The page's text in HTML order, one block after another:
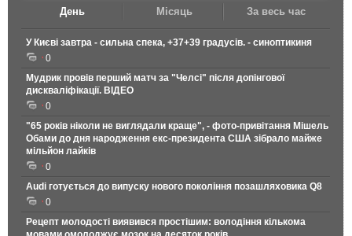
День Місяць За весь час
У Києві завтра - сильна спека, +37+39 градусів. - синоптикиня
0
Мудрик провів перший матч за "Челсі" після допінгової
дискваліфікації. ВІДЕО
0
"65 років ніколи не виглядали краще", - фото-привітання Мішель
Обами до дня народження екс-президента США зібрало майже
мільйон лайків
0
Audi готується до випуску нового покоління позашляховика Q8
0
Рецепт молодості виявився простішим: володіння кількома